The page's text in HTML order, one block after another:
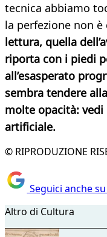
tecnica abbiamo
la perfezione non è
lettura, quella
riporta con i piedi
all’esasperato
sembra tendere
molte opacità:
artificiale.
© RIPRODUZIONE
Seguici anche
Altro di Cultura